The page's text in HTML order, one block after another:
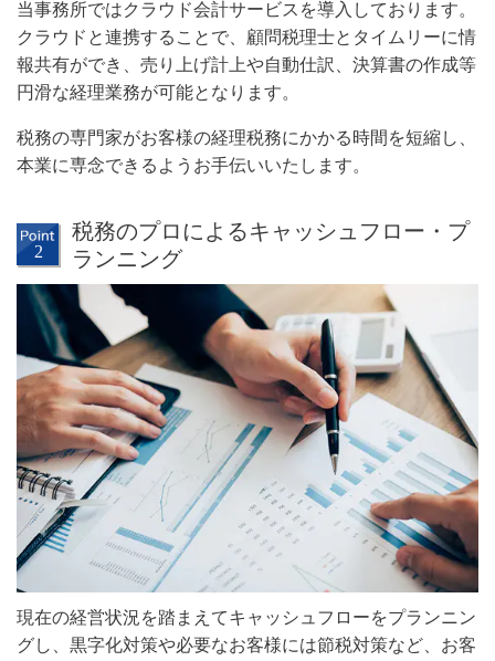
当事務所ではクラウド会計サービスを導入しております。
クラウドと連携することで、顧問税理士とタイムリーに情
報共有ができ、売り上げ計上や自動仕訳、決算書の作成等
円滑な経理業務が可能となります。
税務の専門家がお客様の経理税務にかかる時間を短縮し、
本業に専念できるようお手伝いいたします。
税務のプロによるキャッシュフロー・プ
ランニング
現在の経営状況を踏まえてキャッシュフローをプランニン
グし、黒字化対策や必要なお客様には節税対策など、お客